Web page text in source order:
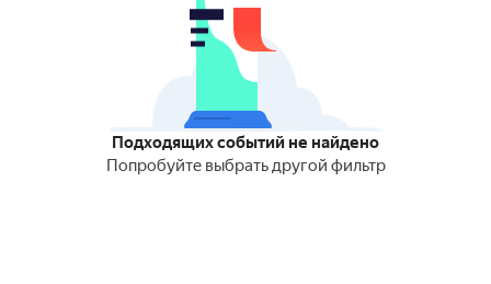
Подходящих событий не найдено
Попробуйте выбрать другой фильтр